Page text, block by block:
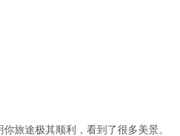
旅途极其顺利，看到了很多美景。